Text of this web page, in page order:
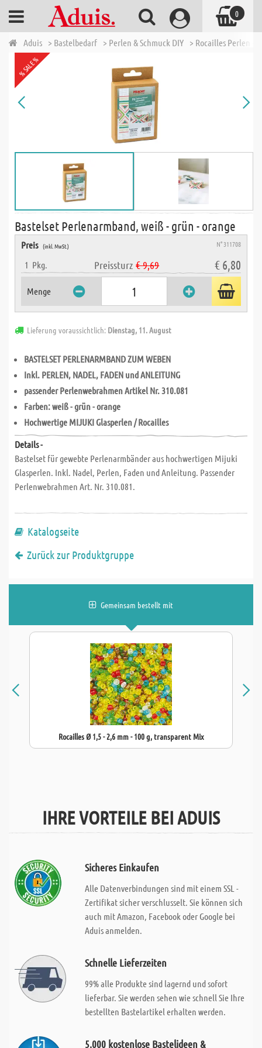
Aduis > Bastelbedarf > Perlen & Schmuck DIY > Rocailles Perlen -
% SALE %
Bastelset Perlenarmband, weiß - grün - orange
Preis (inkl. MwSt.) N° 311708
1 Pkg. Preissturz € 9,69 € 6,80
Menge
Lieferung voraussichtlich: Dienstag, 11. August
BASTELSET PERLENARMBAND ZUM WEBEN
Inkl. PERLEN, NADEL, FADEN und ANLEITUNG
passender Perlenwebrahmen Artikel Nr. 310.081
Farben: weiß - grün - orange
Hochwertige MIJUKI Glasperlen / Rocailles
Details -
Bastelset für gewebte Perlenarmbänder aus hochwertigen Mijuki
Glasperlen. Inkl. Nadel, Perlen, Faden und Anleitung. Passender
Perlenwebrahmen Art. Nr. 310.081.
Katalogseite
Zurück zur Produktgruppe
Gemeinsam bestellt mit
Rocailles Ø 1,5 - 2,6 mm - 100 g, transparent Mix
IHRE VORTEILE BEI ADUIS
Sicheres Einkaufen
Alle Datenverbindungen sind mit einem SSL -
Zertifikat sicher verschlusselt. Sie können sich
auch mit Amazon, Facebook oder Google bei
Aduis anmelden.
Schnelle Lieferzeiten
99% alle Produkte sind lagernd und sofort
lieferbar. Sie werden sehen wie schnell Sie Ihre
bestellten Bastelartikel erhalten werden.
5.000 kostenlose Bastelideen &
0